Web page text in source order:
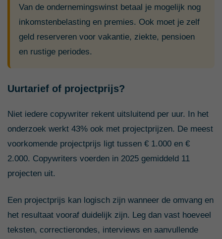
Van de ondernemingswinst betaal je mogelijk nog
inkomstenbelasting en premies. Ook moet je zelf
geld reserveren voor vakantie, ziekte, pensioen
en rustige periodes.
Uurtarief of projectprijs?
Niet iedere copywriter rekent uitsluitend per uur. In het
onderzoek werkt 43% ook met projectprijzen. De meest
voorkomende projectprijs ligt tussen € 1.000 en €
2.000. Copywriters voerden in 2025 gemiddeld 11
projecten uit.
Een projectprijs kan logisch zijn wanneer de omvang en
het resultaat vooraf duidelijk zijn. Leg dan vast hoeveel
teksten, correctierondes, interviews en aanvullende